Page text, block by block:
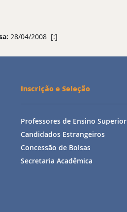
28/04/2008 [:]
Inscrição e Seleção
Professores de Ensino Superior
Candidados Estrangeiros
Concessão de Bolsas
Secretaria Acadêmica